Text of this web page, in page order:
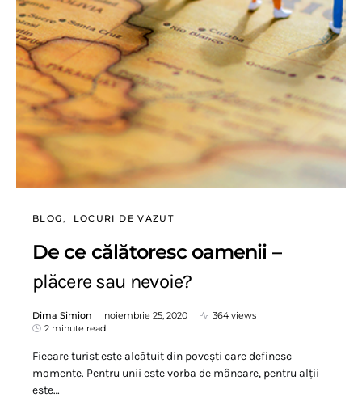
BLOG LOCURI DE VAZUT
De ce călătoresc oamenii –
plăcere sau nevoie?
Dima Simion noiembrie 25, 2020
364 views
2 minute read
Fiecare turist este alcătuit din povești care definesc
momente. Pentru unii este vorba de mâncare, pentru alții
este…